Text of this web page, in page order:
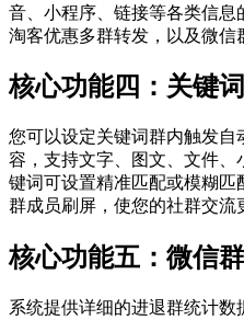
音、小程序、链接等各类信
淘客优惠多群转发，以及微信
核心功能四：关键
您可以设定关键词群内触发
容，支持文字、图文、文件
键词可设置精准匹配或模糊匹
群成员刷屏，使您的社群交流
核心功能五：微信
系统提供详细的进退群统计